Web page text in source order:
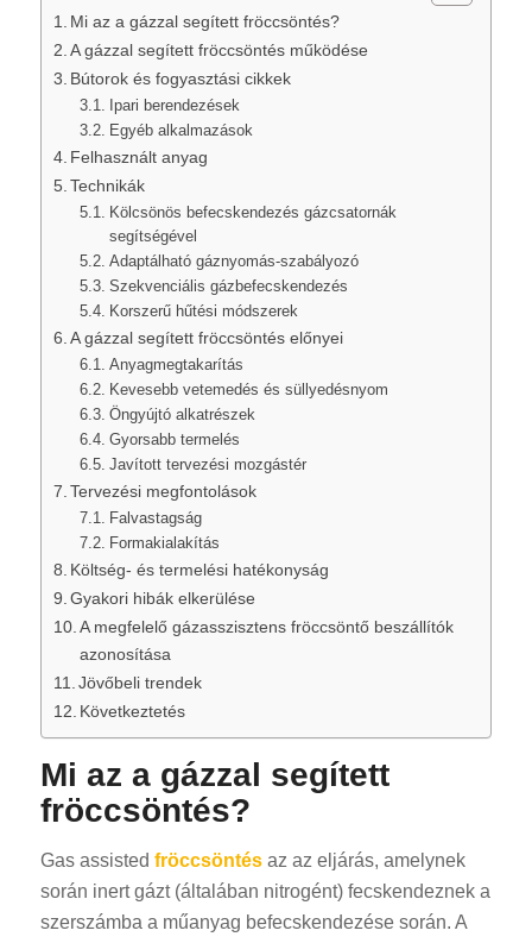
Mi az a gázzal segített fröccsöntés?
A gázzal segített fröccsöntés működése
Bútorok és fogyasztási cikkek
Ipari berendezések
Egyéb alkalmazások
Felhasznált anyag
Technikák
Kölcsönös befecskendezés gázcsatornák
segítségével
Adaptálható gáznyomás-szabályozó
Szekvenciális gázbefecskendezés
Korszerű hűtési módszerek
A gázzal segített fröccsöntés előnyei
Anyagmegtakarítás
Kevesebb vetemedés és süllyedésnyom
Öngyújtó alkatrészek
Gyorsabb termelés
Javított tervezési mozgástér
Tervezési megfontolások
Falvastagság
Formakialakítás
Költség- és termelési hatékonyság
Gyakori hibák elkerülése
A megfelelő gázasszisztens fröccsöntő beszállítók
azonosítása
Jövőbeli trendek
Következtetés
Mi az a gázzal segített
fröccsöntés?
Gas assisted fröccsöntésaz az eljárás, amelynek
során inert gázt (általában nitrogént) fecskendeznek a
szerszámba a műanyag befecskendezése során. A